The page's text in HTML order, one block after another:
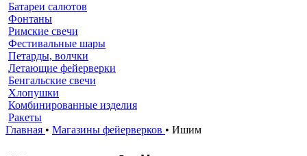
Батареи салютов
Фонтаны
Римские свечи
Фестивальные шары
Петарды, волчки
Летающие фейерверки
Бенгальские свечи
Хлопушки
Комбинированные изделия
Ракеты
Главная • Магазины фейерверков • Ишим